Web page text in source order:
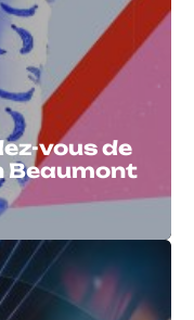
vous de
Beaumont